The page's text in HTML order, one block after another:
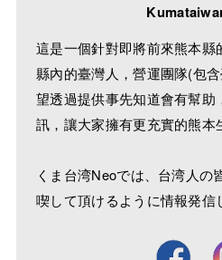
這是一個針對即將前來熊本縣
縣內的臺灣人，營運團隊(包
望透過提供事先知道會有幫助
訊，讓大家擁有更充實的熊本
くま台湾Neoでは、台湾人の
喫して頂けるように情報発信